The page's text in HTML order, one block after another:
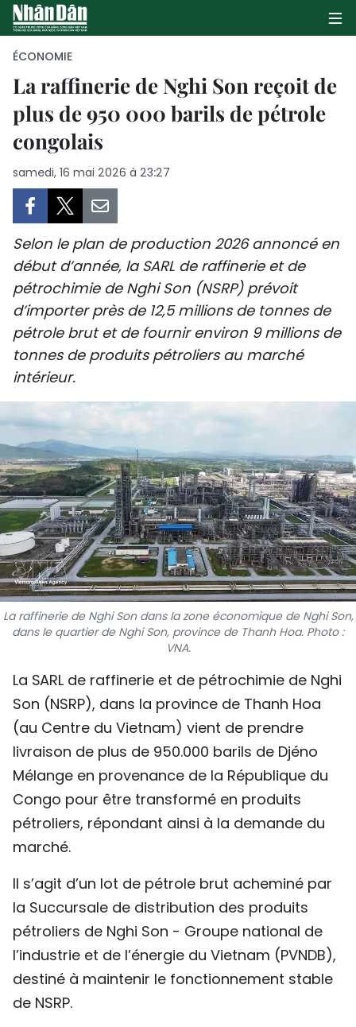
PAGE D'ACCUEIL
CULTURE
TOURISME
ENVIRONNEMENT
FRANCOPHONIE
PAYS NATAL
INTERNATIONAL
MÉGASTORIE
INFOGRAPHIE
PHOTO
VIDÉO
À PROPOS DU "PEUPLE"
TIẾNG VIỆT
ENGLISH
中文
ESPAÑOL
ÉCONOMIE
La raffinerie de Nghi Son reçoit de
plus de 950 000 barils de pétrole
congolais
samedi, 16 mai 2026 à 23:27
Selon le plan de production 2026 annoncé en
début d’année, la SARL de raffinerie et de
pétrochimie de Nghi Son (NSRP) prévoit
d’importer près de 12,5 millions de tonnes de
pétrole brut et de fournir environ 9 millions de
tonnes de produits pétroliers au marché
intérieur.
La raffinerie de Nghi Son dans la zone économique de Nghi Son,
dans le quartier de Nghi Son, province de Thanh Hoa. Photo :
VNA.
La SARL de raffinerie et de pétrochimie de Nghi
Son (NSRP), dans la province de Thanh Hoa
(au Centre du Vietnam) vient de prendre
livraison de plus de 950.000 barils de Djéno
Mélange en provenance de la République du
Congo pour être transformé en produits
pétroliers, répondant ainsi à la demande du
marché.
Il s’agit d’un lot de pétrole brut acheminé par
la Succursale de distribution des produits
pétroliers de Nghi Son - Groupe national de
l’industrie et de l’énergie du Vietnam (PVNDB),
destiné à maintenir le fonctionnement stable
de NSRP.